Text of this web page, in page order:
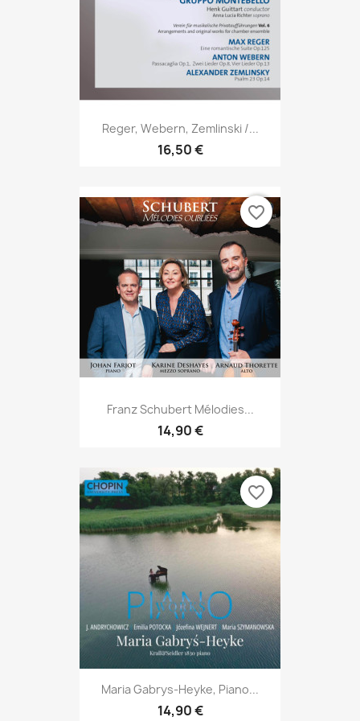
Reger, Webern, Zemlinski /...
16,50 €
Franz Schubert Mélodies...
14,90 €
favorite_border
Maria Gabrys-Heyke, Piano...
14,90 €
favorite_border